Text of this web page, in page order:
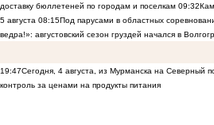
доставку бюллетеней по городам и поселкам 09:32
5 августа 08:15Под парусами в областных
ведра!»: августовский сезон груздей начался в
19:47Сегодня, 4 августа, из Мурманска на Северный
контроль за ценами на продукты питания